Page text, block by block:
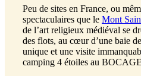
Peu de sites en France, ou
spectaculaires que le Mont
de l’art religieux médiéval se
des flots, au cœur d’une baie
unique et une visite
camping 4 étoiles au